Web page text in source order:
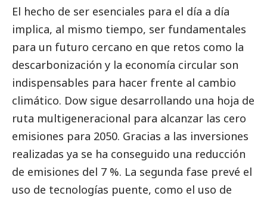
El hecho de ser esenciales para el día a día
implica, al mismo tiempo, ser fundamentales
para un futuro cercano en que retos como la
descarbonización y la economía circular son
indispensables para hacer frente al cambio
climático. Dow sigue desarrollando una hoja de
ruta multigeneracional para alcanzar las cero
emisiones para 2050. Gracias a las inversiones
realizadas ya se ha conseguido una reducción
de emisiones del 7 %. La segunda fase prevé el
uso de tecnologías puente, como el uso de